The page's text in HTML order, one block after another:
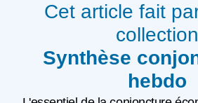
Cet article fait
collection
Synthèse
hebdo